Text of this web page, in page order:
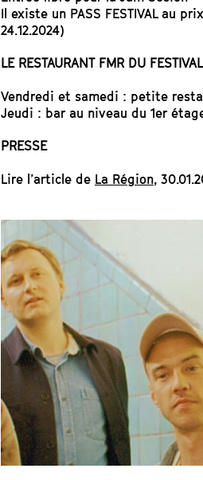
Il existe un PASS FESTIVAL au
24.12.2024)
LE RESTAURANT FMR DU FESTIVAL
Vendredi et samedi : petite
Jeudi : bar au niveau du 1er
PRESSE
Lire l’article de La Région,